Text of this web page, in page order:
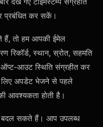
प्रबंधित कर सकें।
हैं, तो हम आपकी ईमेल
रिकॉर्ड, स्थान, स्रोत, सहमति
आउट स्थिति संग्रहीत कर
अपडेट भेजने से पहले
आवश्यकता होती है।
बदल सकते हैं। आप उपलब्ध